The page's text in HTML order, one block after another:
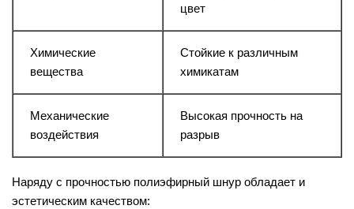
цвет
Химические
вещества
Стойкие к различным
химикатам
Механические
воздействия
Высокая прочность на
разрыв
Наряду с прочностью полиэфирный шнур обладает и
эстетическим качеством: